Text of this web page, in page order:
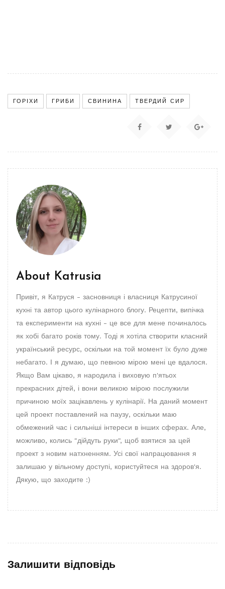
ГОРІХИ ГРИБИ СВИНИНА ТВЕРДИЙ СИР
About Katrusia
Привіт, я Катруся - засновниця і власниця Катрусиної
кухні та автор цього кулінарного блогу. Рецепти, випічка
та експерименти на кухні - це все для мене починалось
як хобі багато років тому. Тоді я хотіла створити класний
український ресурс, оскільки на той момент їх було дуже
небагато. І я думаю, що певною мірою мені це вдалося.
Якщо Вам цікаво, я народила і виховую п'ятьох
прекрасних дітей, і вони великою мірою послужили
причиною моїх зацікавлень у кулінарії. На даний момент
цей проект поставлений на паузу, оскільки маю
обмежений час і сильніші інтереси в інших сферах. Але,
можливо, колись "дійдуть руки", щоб взятися за цей
проект з новим натхненням. Усі свої напрацювання я
залишаю у вільному доступі, користуйтеся на здоров'я.
Дякую, що заходите :)
Залишити відповідь